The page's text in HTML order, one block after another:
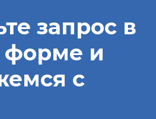
запрос в
и
с